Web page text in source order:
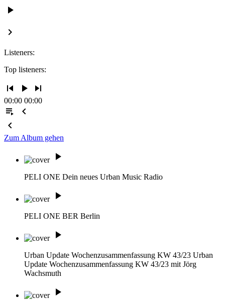
play_arrow
keyboard_arrow_right
Listeners:
Top listeners:
skip_previous play_arrow skip_next
00:00 00:00
playlist_play
chevron_left
chevron_left
Zum Album gehen
play_arrow
PELI ONE Dein neues Urban Music Radio
play_arrow
PELI ONE BER Berlin
play_arrow
Urban Update Wochenzusammenfassung KW 43/23 Urban
Update Wochenzusammenfassung KW 43/23 mit Jörg
Wachsmuth
play_arrow